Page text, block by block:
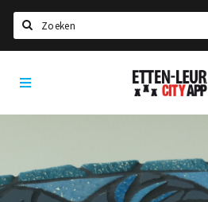
Home
Agenda
Party pics
Nieuws, interviews & blogs
Etten-
Leur